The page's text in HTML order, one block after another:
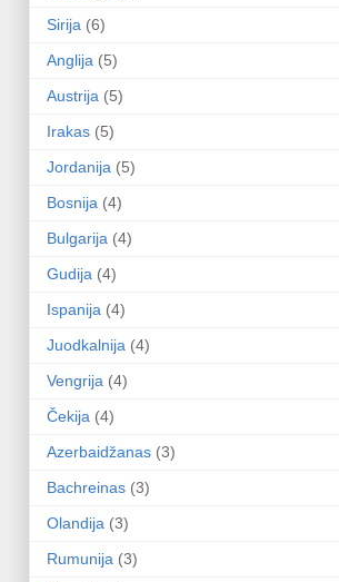
Sirija (6)
Anglija (5)
Austrija (5)
Irakas (5)
Jordanija (5)
Bosnija (4)
Bulgarija (4)
Gudija (4)
Ispanija (4)
Juodkalnija (4)
Vengrija (4)
Čekija (4)
Azerbaidžanas (3)
Bachreinas (3)
Olandija (3)
Rumunija (3)